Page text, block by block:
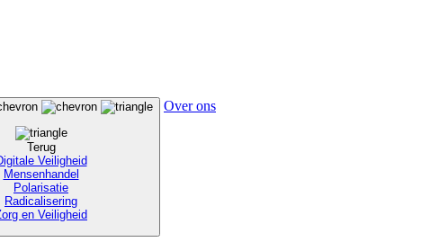
Terug
Veiligheid
Mensenhandel
Polarisatie
Radicalisering
en Veiligheid
Over ons